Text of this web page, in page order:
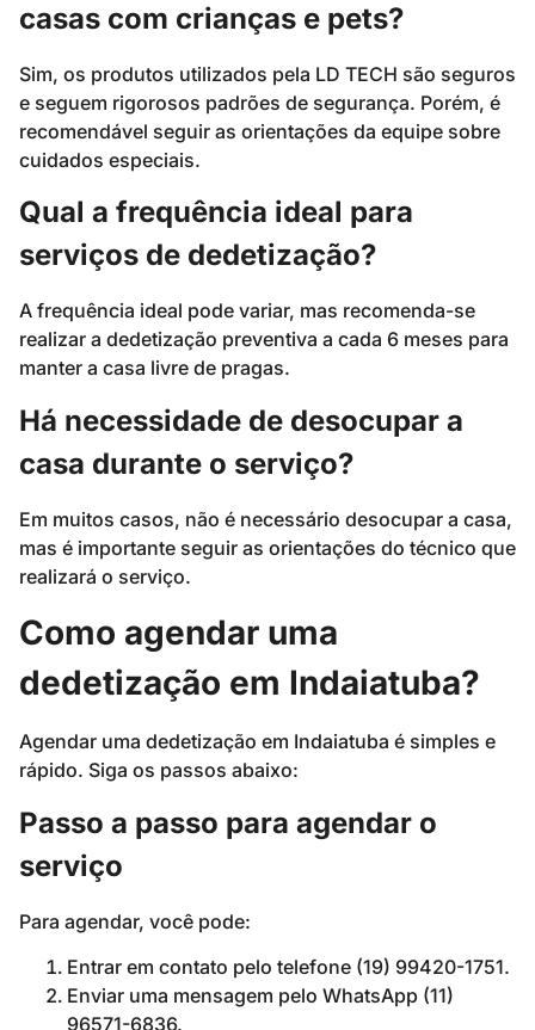
casas com crianças e pets?
Sim, os produtos utilizados pela LD TECH são seguros
e seguem rigorosos padrões de segurança. Porém, é
recomendável seguir as orientações da equipe sobre
cuidados especiais.
Qual a frequência ideal para
serviços de dedetização?
A frequência ideal pode variar, mas recomenda-se
realizar a dedetização preventiva a cada 6 meses para
manter a casa livre de pragas.
Há necessidade de desocupar a
casa durante o serviço?
Em muitos casos, não é necessário desocupar a casa,
mas é importante seguir as orientações do técnico que
realizará o serviço.
Como agendar uma
dedetização em Indaiatuba?
Agendar uma dedetização em Indaiatuba é simples e
rápido. Siga os passos abaixo:
Passo a passo para agendar o
serviço
Para agendar, você pode:
Entrar em contato pelo telefone (19) 99420-1751.
Enviar uma mensagem pelo WhatsApp (11)
96571-6836.